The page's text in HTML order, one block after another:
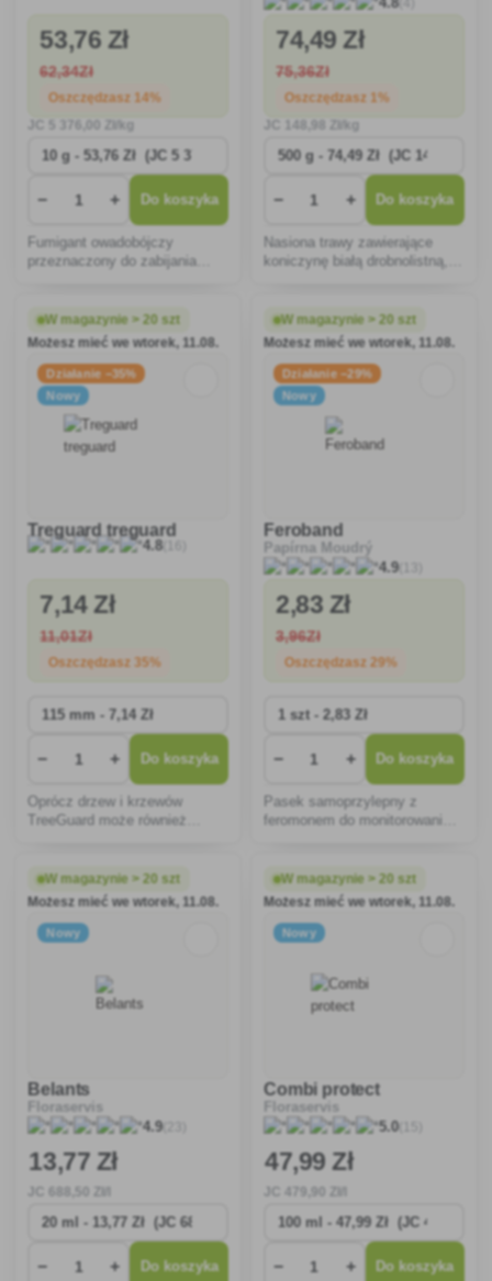
53,76 Zł
62,34Zł
Oszczędzasz 14%
,00 Zł/kg
− + Do koszyka
Fumigant owadobójczy
przeznaczony do zabijania
przestrzeniach.
4.8
74,49 Zł
75,36Zł
Oszczędzasz 1%
,98 Zł/kg
− + Do koszyka
Nasiona trawy zawierające
koniczynę białą drobnolistną,
ponieważ koniczyna
wychwytuje azot z atmosfery i
W magazynie > 20 szt
Możesz mieć we wtorek, 11.08.
Działanie −35%
Nowy
Treguard treguard
4.8(16)
7,14 Zł
11,01Zł
Oszczędzasz 35%
− + Do koszyka
Oprócz drzew i krzewów
TreeGuard może również
sadzonki i wiele innych
przedmiotów przed trawą,
zanieczyszczeniami.
W magazynie > 20 szt
Możesz mieć we wtorek, 11.08.
Działanie −29%
Nowy
Feroband
Papírna Moudrý
4.9(13)
2,83 Zł
3,96Zł
Oszczędzasz 29%
− + Do koszyka
Pasek samoprzylepny z
feromonem do monitorowania
W magazynie > 20 szt
Możesz mieć we wtorek, 11.08.
Nowy
Belants
Floraservis
4.9(23)
13,77 Zł
− + Do koszyka
W magazynie > 20 szt
Możesz mieć we wtorek, 11.08.
Nowy
Combi protect
Floraservis
5.0(15)
47,99 Zł
− + Do koszyka